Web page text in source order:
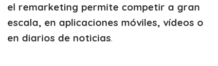
el remarketing permite competir a gran
escala, en aplicaciones móviles, vídeos o
en diarios de noticias.